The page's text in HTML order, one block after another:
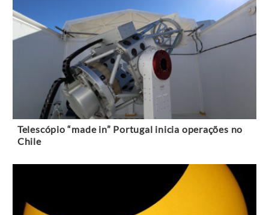
Telescópio “made in” Portugal inicia operações no
Chile